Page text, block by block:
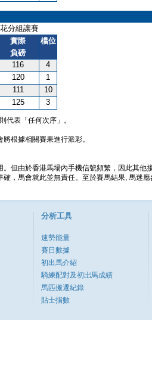
分組讓賽
實際
負磅
檔位
116
4
120
1
111
10
125 3
代表「任何次序」。
根據相關賽果進行派彩。
但由於香港馬場內手機信號頻繁，因此其他
，馬會就此並無責任。至於賽馬結果, 馬迷應
分析工具
速勢能量
賽日數據
初出馬介紹
騎練配對及初岀馬成績
馬匹搬遷紀錄
貼士指數